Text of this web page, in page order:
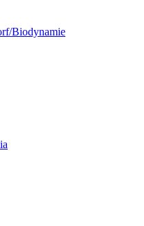
Biodynamie